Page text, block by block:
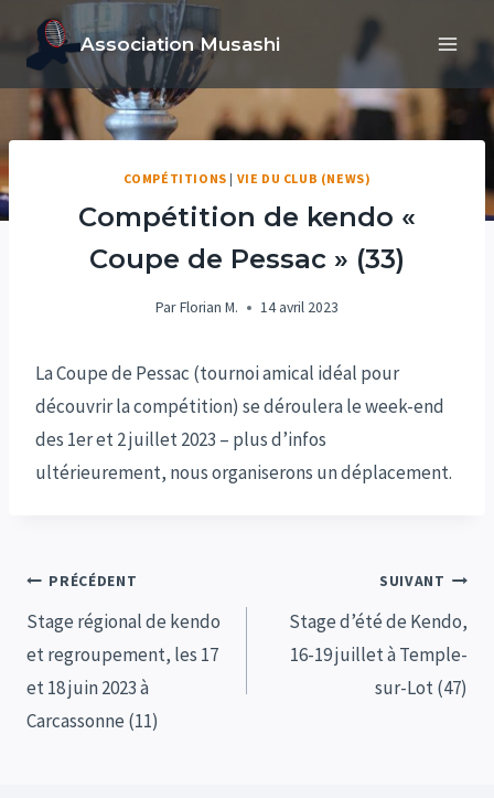
Association Musashi
COMPÉTITIONS | VIE DU CLUB (NEWS)
Compétition de kendo «
Coupe de Pessac » (33)
Par Florian M. 14 avril 2023
La Coupe de Pessac (tournoi amical idéal pour
découvrir la compétition) se déroulera le week-end
des 1er et 2 juillet 2023 – plus d’infos
ultérieurement, nous organiserons un déplacement.
Navigation
de
l’article
PRÉCÉDENT
Stage régional de kendo
et regroupement, les 17
et 18 juin 2023 à
Carcassonne (11)
SUIVANT
Stage d’été de Kendo,
16-19 juillet à Temple-
sur-Lot (47)